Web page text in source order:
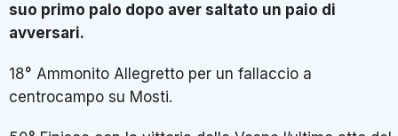
suo primo palo dopo aver saltato un paio di
avversari.
18° Ammonito Allegretto per un fallaccio a
centrocampo su Mosti.